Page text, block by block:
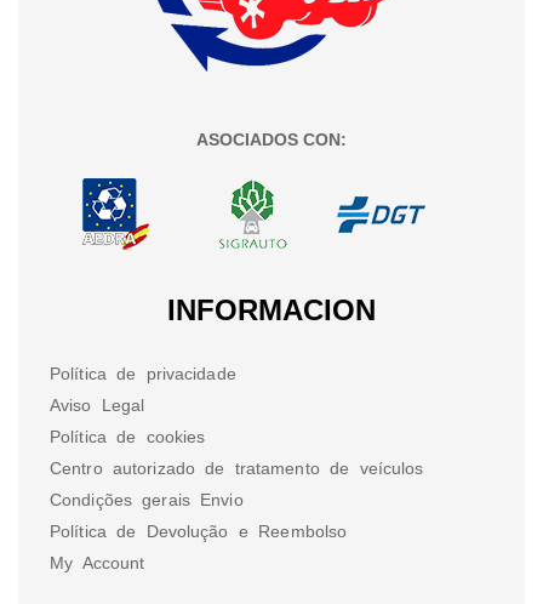
ASOCIADOS CON:
INFORMACION
Política de privacidade
Aviso Legal
Política de cookies
Centro autorizado de tratamento de veículos
Condições gerais Envio
Política de Devolução e Reembolso
My Account